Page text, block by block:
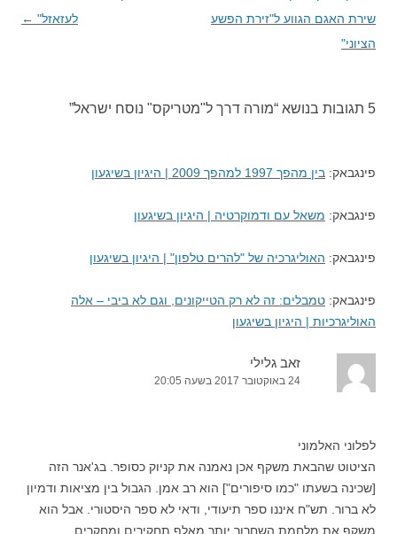
בפוסטים
שירת האגם הגווע ל"זירת הפשע
הציוני"
לעזאזל"←
מורה דרך ל"מטריקס" נוסח ישראל”
פינגבאק:בין מהפך 1997 למהפך 2009 | היגיון בשיגעון
פינגבאק:משאל עם ודמוקרטיה | היגיון בשיגעון
פינגבאק:האוליגרכיה של "להרים טלפון" | היגיון בשיגעון
פינגבאק:טמבלים: זה לא רק הטייקונים, וגם לא ביבי – אלה
האוליגרכיות | היגיון בשיגעון
זאב גלילי
24 באוקטובר 2017 בשעה 20:05
לפלוני האלמוני
הציטוט שהבאת משקף אכן נאמנה את קניוק כסופר. בג'אנר הזה
[שכינה בשעתו "כמו סיפורים"] הוא רב אמן. הגבול בין מציאות ודמיון
לא ברור. תש"ח איננו ספר תיעודי, ודאי לא ספר היסטורי. אבל הוא
משקף את מלחמת השחרור יותר מאלף תחקירים ומחקרים